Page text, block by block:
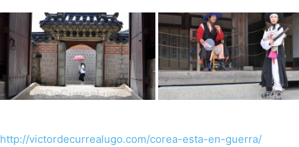
http://victordecurrealugo.com/corea-esta-en-guerra/